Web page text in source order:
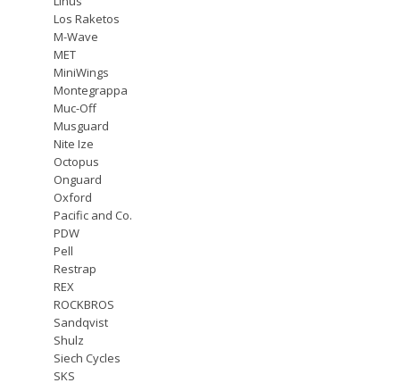
Los Raketos
M-Wave
MET
MiniWings
Montegrappa
Muc-Off
Musguard
Nite Ize
Octopus
Onguard
Oxford
Pacific and Co.
PDW
Pell
Restrap
REX
ROCKBROS
Sandqvist
Shulz
Siech Cycles
SKS